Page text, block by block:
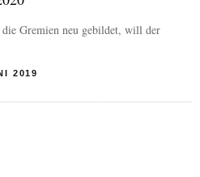
Gremien neu gebildet, will der
2019